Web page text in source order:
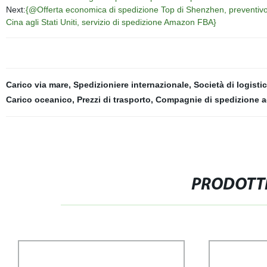
Next:{@Offerta economica di spedizione Top di Shenzhen,
Cina agli Stati Uniti, servizio di spedizione Amazon FBA}
Carico via mare, Spedizioniere internazionale, Società di
Carico oceanico, Prezzi di trasporto, Compagnie di spedizione